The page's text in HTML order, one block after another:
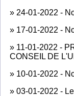
» 24-01-2022 -
» 17-01-2022 -
» 11-01-2022 -
CONSEIL DE
» 10-01-2022 -
» 03-01-2022 -